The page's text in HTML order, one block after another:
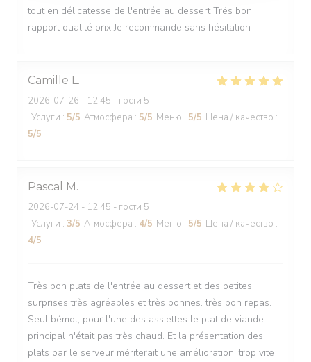
tout en délicatesse de l'entrée au dessert Trés bon
rapport qualité prix Je recommande sans hésitation
Camille L
2026-07-26 - 12:45 - гости 5
Услуги : 5/5 Атмосфера : 5/5 Меню : 5/5 Цена / качество :
5/5
Pascal M
2026-07-24 - 12:45 - гости 5
Услуги : 3/5 Атмосфера : 4/5 Меню : 5/5 Цена / качество :
4/5
Très bon plats de l'entrée au dessert et des petites
surprises très agréables et très bonnes. très bon repas.
Seul bémol, pour l'une des assiettes le plat de viande
principal n'était pas très chaud. Et la présentation des
plats par le serveur mériterait une amélioration, trop vite